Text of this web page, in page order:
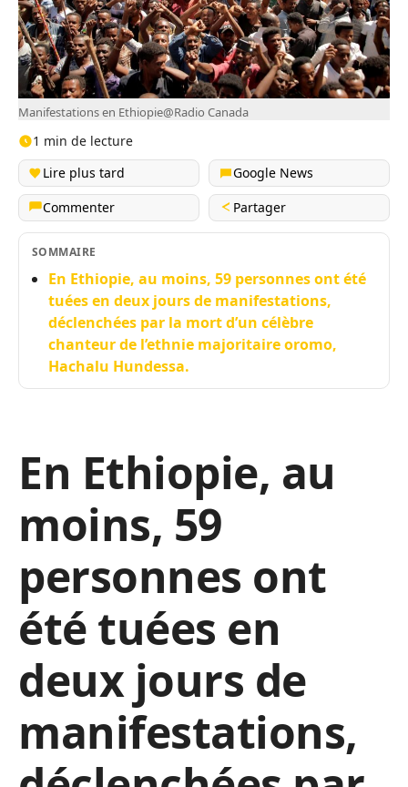
Manifestations en Ethiopie@Radio Canada
1 min de lecture
Lire plus tard
Google News
Commenter
Partager
SOMMAIRE
En Ethiopie, au moins, 59 personnes ont été
tuées en deux jours de manifestations,
déclenchées par la mort d’un célèbre
chanteur de l’ethnie majoritaire oromo,
Hachalu Hundessa.
En Ethiopie, au
moins, 59
personnes ont
été tuées en
deux jours de
manifestations,